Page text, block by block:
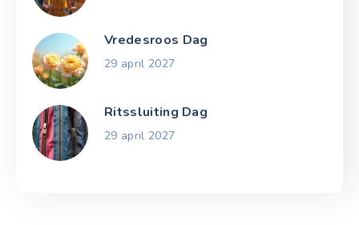
Vredesroos Dag
29 april 2027
Ritssluiting Dag
29 april 2027